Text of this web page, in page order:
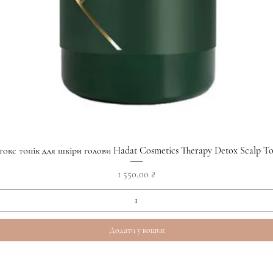
Швидкий перегляд
тонік для шкіри голови Hadat Cosmetics Therapy Detox Scalp
Ціна
1 550,00 ₴
Додати у кошик